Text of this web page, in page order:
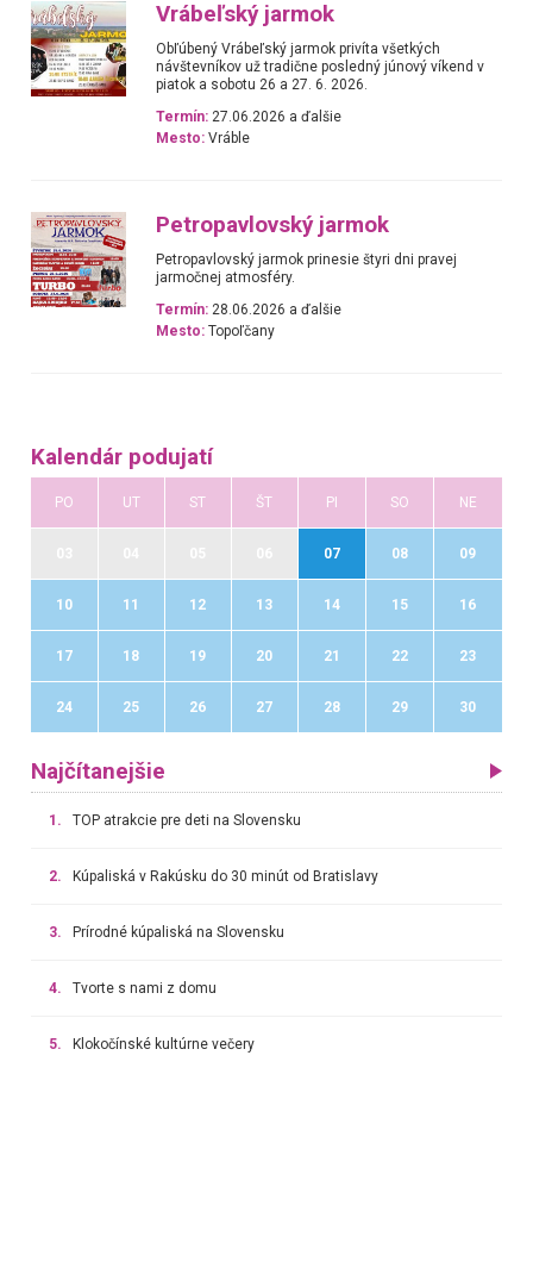
Vrábeľský jarmok
Obľúbený Vrábeľský jarmok privíta všetkých
návštevníkov už tradične posledný júnový víkend v
piatok a sobotu 26 a 27. 6. 2026.
Termín: 27.06.2026 a ďalšie
Mesto: Vráble
Petropavlovský jarmok
Petropavlovský jarmok prinesie štyri dni pravej
jarmočnej atmosféry.
Termín: 28.06.2026 a ďalšie
Mesto: Topoľčany
Kalendár podujatí
PO UT ST ŠT PI SO NE
07 08 09
10 11 12 13 14 15 16
17 18 19 20 21 22 23
24 25 26 27 28 29 30
Najčítanejšie
1. TOP atrakcie pre deti na Slovensku
2. Kúpaliská v Rakúsku do 30 minút od Bratislavy
3. Prírodné kúpaliská na Slovensku
4. Tvorte s nami z domu
5. Klokočínské kultúrne večery